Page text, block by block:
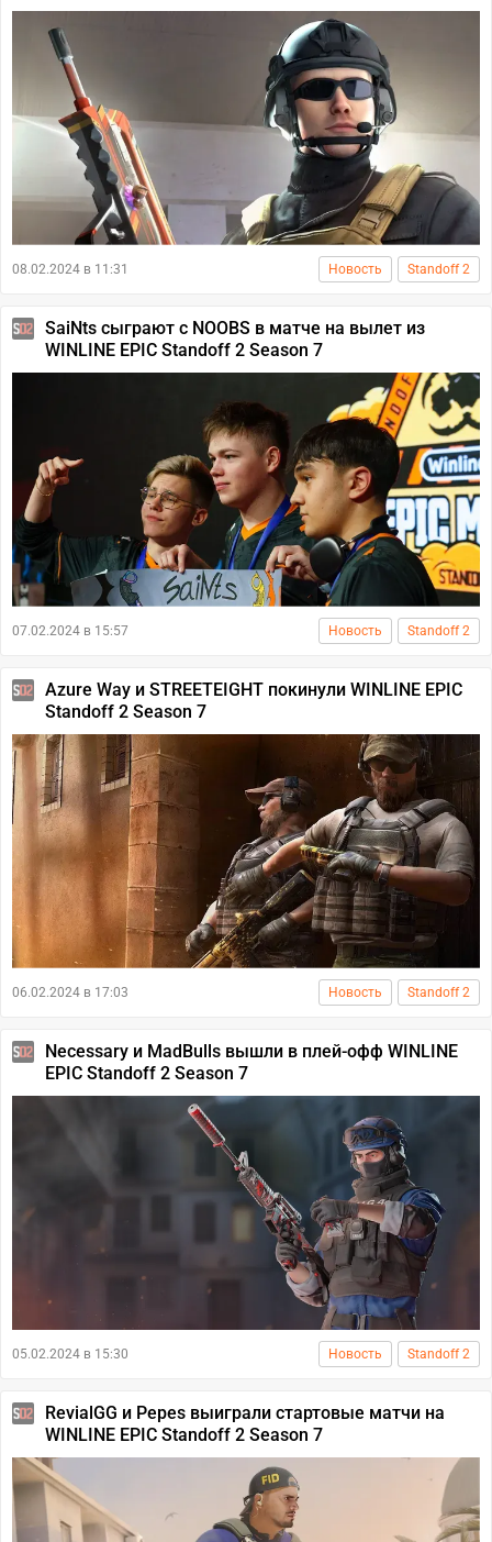
08.02.2024 в 11:31 Новость Standoff 2
SaiNts сыграют с NOOBS в матче на вылет из
WINLINE EPIC Standoff 2 Season 7
07.02.2024 в 15:57 Новость Standoff 2
Azure Way и STREETEIGHT покинули WINLINE EPIC
Standoff 2 Season 7
06.02.2024 в 17:03 Новость Standoff 2
Necessary и MadBulls вышли в плей-офф WINLINE
EPIC Standoff 2 Season 7
05.02.2024 в 15:30 Новость Standoff 2
RevialGG и Pepes выиграли стартовые матчи на
WINLINE EPIC Standoff 2 Season 7